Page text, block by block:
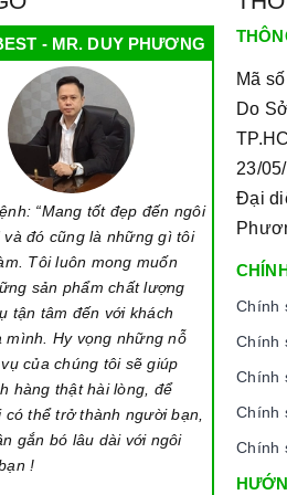
pin yếu
: Tuya
100
đặt, sử dụng): 100
máy: 2
chống sao chép: 2
mở: Động cơ DC siêu nhỏ
việc: -20 độ C ~ 70 độ C
đối: 20% ~ 95%
Home Best , chúng tôi tự hào
- MR. DUY PHƯƠNG
“Mang tốt đẹp đến ngôi
và đó cũng là những gì tôi
Tôi luôn mong muốn
sản phẩm chất lượng
tận tâm đến với khách
mình. Hy vọng những nỗ
của chúng tôi sẽ giúp
hàng thật hài lòng, để
có thể trở thành người bạn,
gắn bó lâu dài với ngôi
!
Mã
Do
23/
Đại
Chính
Chính
Chính
Chính
Chính